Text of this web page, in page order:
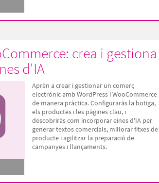
crea i
d'IA
Aprèn a crear i gestionar un comerç
electrònic amb WordPress i WooCommerce
de manera pràctica. Configuraràs la botiga,
els productes i les pàgines clau, i
descobriràs com incorporar eines d'IA per
generar textos comercials, millorar fitxes de
producte i agilitzar la preparació de
campanyes i llançaments.